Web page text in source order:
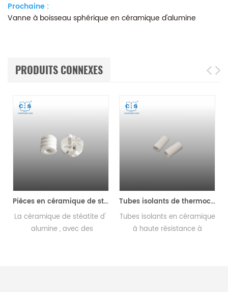
Prochaine :
Vanne à boisseau sphérique en céramique d'alumine
PRODUITS CONNEXES
Pièces en céramique de stéatite d'alumine à haute résistance mécanique
La céramique de stéatite d'
alumine , avec des
Tubes isolants de thermocouple en céramique d'alumine
Tubes isolants en céramique
à haute résistance à